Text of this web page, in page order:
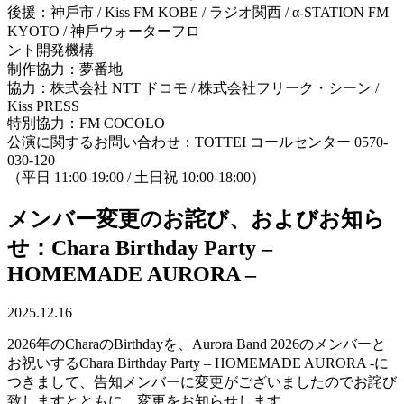
後援：神⼾市 / Kiss FM KOBE / ラジオ関⻄ / α-STATION FM
KYOTO / 神⼾ウォーターフロ
ント開発機構
制作協⼒：夢番地
協⼒：株式会社 NTT ドコモ / 株式会社フリーク・シーン /
Kiss PRESS
特別協⼒：FM COCOLO
公演に関するお問い合わせ：TOTTEI コールセンター 0570-
030-120
（平⽇ 11:00-19:00 / ⼟⽇祝 10:00-18:00）
メンバー変更のお詫び、およびお知ら
せ：Chara Birthday Party –
HOMEMADE AURORA –
2025.12.16
2026年のCharaのBirthdayを、Aurora Band 2026のメンバーと
お祝いするChara Birthday Party – HOMEMADE AURORA -に
つきまして、告知メンバーに変更がございましたのでお詫び